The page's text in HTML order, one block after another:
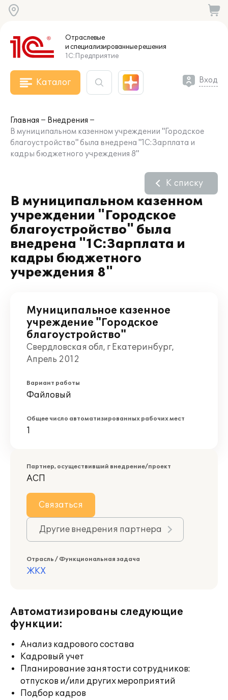
Отраслевые
и специализированныерешения
1С:Предприятие
Каталог Вход
Главная
Внедрения
В муниципальном казенном учреждении "Городское
благоустройство" была внедрена "1С:Зарплата и
кадры бюджетного учреждения 8"
В муниципальном казенном
учреждении "Городское
благоустройство" была
внедрена "1С:Зарплата и
кадры бюджетного
учреждения 8"
К списку
Муниципальное казенное
учреждение "Городское
благоустройство"
Свердловская обл, г Екатеринбург,
Апрель 2012
Вариант работы
Файловый
Общее число автоматизированных рабочих мест
1
Партнер, осуществивший внедрение/проект
АСП
Связаться
Другие внедрения партнера
Отрасль / Функциональная задача
ЖКХ
Автоматизированы следующие
функции:
Анализ кадрового состава
Кадровый учет
Планирование занятости сотрудников:
отпусков и/или других мероприятий
Подбор кадров